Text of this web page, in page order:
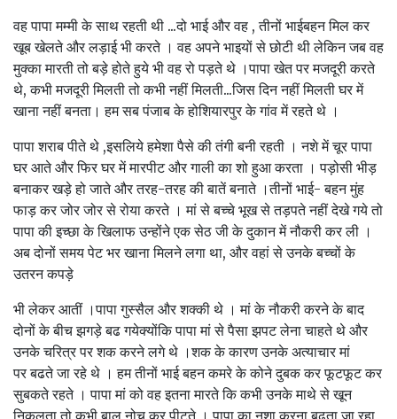
वह पापा मम्मी के साथ रहती थी ...दो भाई और वह , तीनों भाईबहन मिल कर
खूब खेलते और लड़ाई भी करते । वह अपने भाइयों से छोटी थी लेकिन जब वह
मुक्का मारती तो बड़े होते हुये भी वह रो पड़ते थे ।पापा खेत पर मजदूरी करते
थे, कभी मजदूरी मिलती तो कभी नहीं मिलती...जिस दिन नहीं मिलती घर में
खाना नहीं बनता। हम सब पंजाब के होशियारपुर के गांव में रहते थे ।
पापा शराब पीते थे ,इसलिये हमेशा पैसे की तंगी बनी रहती । नशे में चूर पापा
घर आते और फिर घर में मारपीट और गाली का शो हुआ करता । पड़ोसी भीड़
बनाकर खड़े हो जाते और तरह-तरह की बातें बनाते ।तीनों भाई- बहन मुंह
फाड़ कर जोर जोर से रोया करते । मां से बच्चे भूख से तड़पते नहीं देखे गये तो
पापा की इच्छा के खिलाफ उन्होंने एक सेठ जी के दुकान में नौकरी कर ली ।
अब दोनों समय पेट भर खाना मिलने लगा था, और वहां से उनके बच्चों के
उतरन कपड़े
भी लेकर आतीं ।पापा गुस्सैल और शक्की थे । मां के नौकरी करने के बाद
दोनों के बीच झगड़े बढ गयेक्योंकि पापा मां से पैसा झपट लेना चाहते थे और
उनके चरित्र पर शक करने लगे थे ।शक के कारण उनके अत्याचार मां
पर बढते जा रहे थे । हम तीनों भाई बहन कमरे के कोने दुबक कर फूटफूट कर
सुबकते रहते । पापा मां को वह इतना मारते कि कभी उनके माथे से खून
निकलता तो कभी बाल नोच कर पीटते । पापा का नशा करना बढता जा रहा